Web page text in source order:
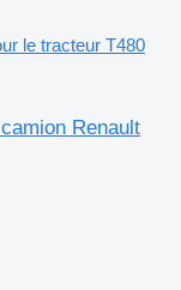
le tracteur T480
Renault